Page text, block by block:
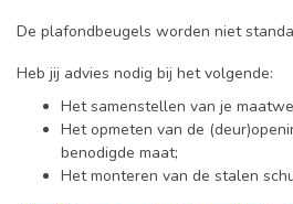
De plafondbeugels worden niet
Heb jij advies nodig bij het volgende:
Het samenstellen van je
Het opmeten van de
benodigde maat;
Het monteren van de stalen